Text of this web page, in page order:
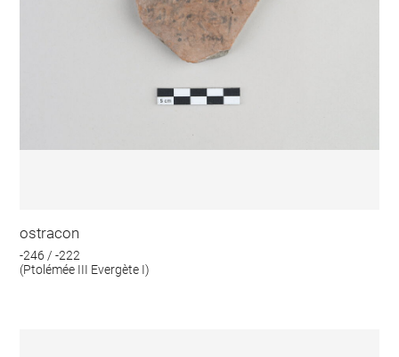
ostracon
-246 / -222
(Ptolémée III Evergète I)